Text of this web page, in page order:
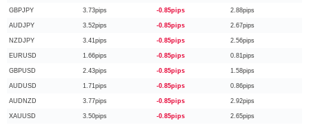
GBPJPY 3.73pips -0.85pips 2.88pips
AUDJPY 3.52pips -0.85pips 2.67pips
NZDJPY 3.41pips -0.85pips 2.56pips
EURUSD 1.66pips -0.85pips 0.81pips
GBPUSD 2.43pips -0.85pips 1.58pips
AUDUSD 1.71pips -0.85pips 0.86pips
AUDNZD 3.77pips -0.85pips 2.92pips
XAUUSD 3.50pips -0.85pips 2.65pips